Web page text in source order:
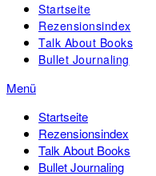
Startseite
Rezensionsindex
Talk About Books
Bullet Journaling
Menü
Startseite
Rezensionsindex
Talk About Books
Bullet Journaling